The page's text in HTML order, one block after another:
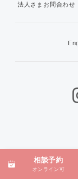
相談予約
オンライン可
法人さまお問合わせ